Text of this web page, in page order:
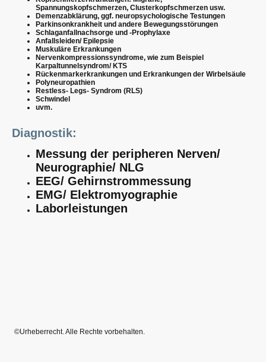
Diagnostik:
Messung der peripheren Nerven/
Neurographie/ NLG
EEG/ Gehirnstrommessung
EMG/ Elektromyographie
Laborleistungen
Spannungskopfschmerzen, Clusterkopfschmerzen usw.
Demenzabklärung, ggf. neuropsychologische Testungen
Parkinsonkrankheit und andere Bewegungsstörungen
Schlaganfallnachsorge und -Prophylaxe
Anfallsleiden/ Epilepsie
Muskuläre Erkrankungen
Nervenkompressionssyndrome, wie zum Beispiel
Karpaltunnelsyndrom/ KTS
Rückenmarkerkrankungen und Erkrankungen der Wirbelsäule
Polyneuropathien
Restless- Legs- Syndrom (RLS)
Schwindel
uvm.
©Urheberrecht. Alle Rechte vorbehalten.